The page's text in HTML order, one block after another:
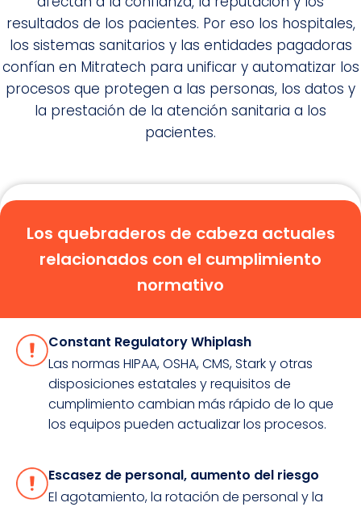
resultados de los pacientes. Por eso los hospitales,
los sistemas sanitarios y las entidades pagadoras
confían en Mitratech para unificar y automatizar los
procesos que protegen a las personas, los datos y
la prestación de la atención sanitaria a los
pacientes.
Los quebraderos de cabeza actuales
relacionados con el cumplimiento
normativo
Constant Regulatory Whiplash
Las normas HIPAA, OSHA, CMS, Stark y otras
disposiciones estatales y requisitos de
cumplimiento cambian más rápido de lo que
los equipos pueden actualizar los procesos.
Escasez de personal, aumento del riesgo
El agotamiento, la rotación de personal y la